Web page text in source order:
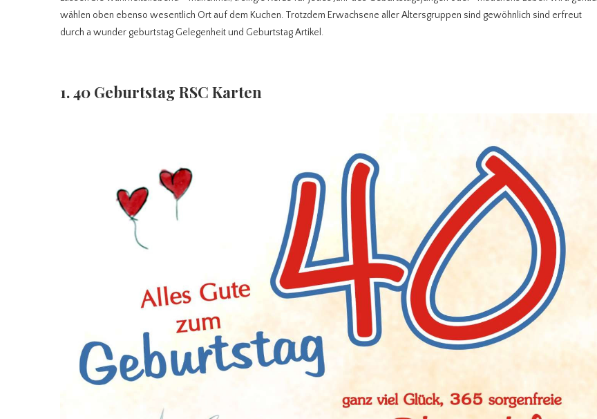
wählen oben ebenso wesentlich Ort auf dem Kuchen. Trotzdem Erwachsene aller Altersgruppen sind gewöhnlich sind erfreut
durch a wunder geburtstag Gelegenheit und Geburtstag Artikel.
1. 40 Geburtstag RSC Karten